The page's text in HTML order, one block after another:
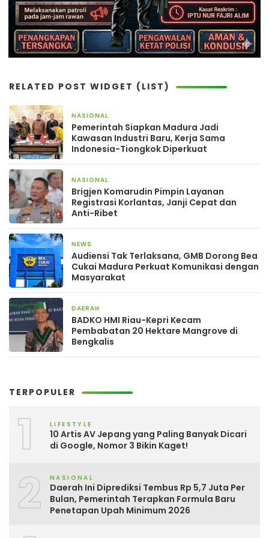
RELATED POST WIDGET (LIST)
NASIONAL
Pemerintah Siapkan Madura Jadi
Kawasan Industri Baru, Kerja Sama
Indonesia-Tiongkok Diperkuat
NASIONAL
Brigjen Komarudin Pimpin Layanan
Registrasi Korlantas, Janji Cepat dan
Anti-Ribet
NEWS
Audiensi Tak Terlaksana, GMB Dorong Bea
Cukai Madura Perkuat Komunikasi dengan
Masyarakat
DAERAH
BADKO HMI Riau-Kepri Kecam
Pembabatan 20 Hektare Mangrove di
Bengkalis
TERPOPULER
1 LIFESTYLE
10 Artis AV Jepang yang Paling Banyak Dicari
di Google, Nomor 3 Bikin Kaget!
2 NASIONAL
Daerah Ini Diprediksi Tembus Rp 5,7 Juta Per
Bulan, Pemerintah Terapkan Formula Baru
Penetapan Upah Minimum 2026